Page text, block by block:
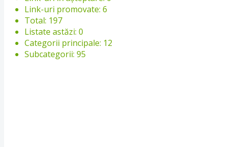
Link-uri promovate: 6
Total: 197
Listate astăzi: 0
Categorii principale: 12
Subcategorii: 95